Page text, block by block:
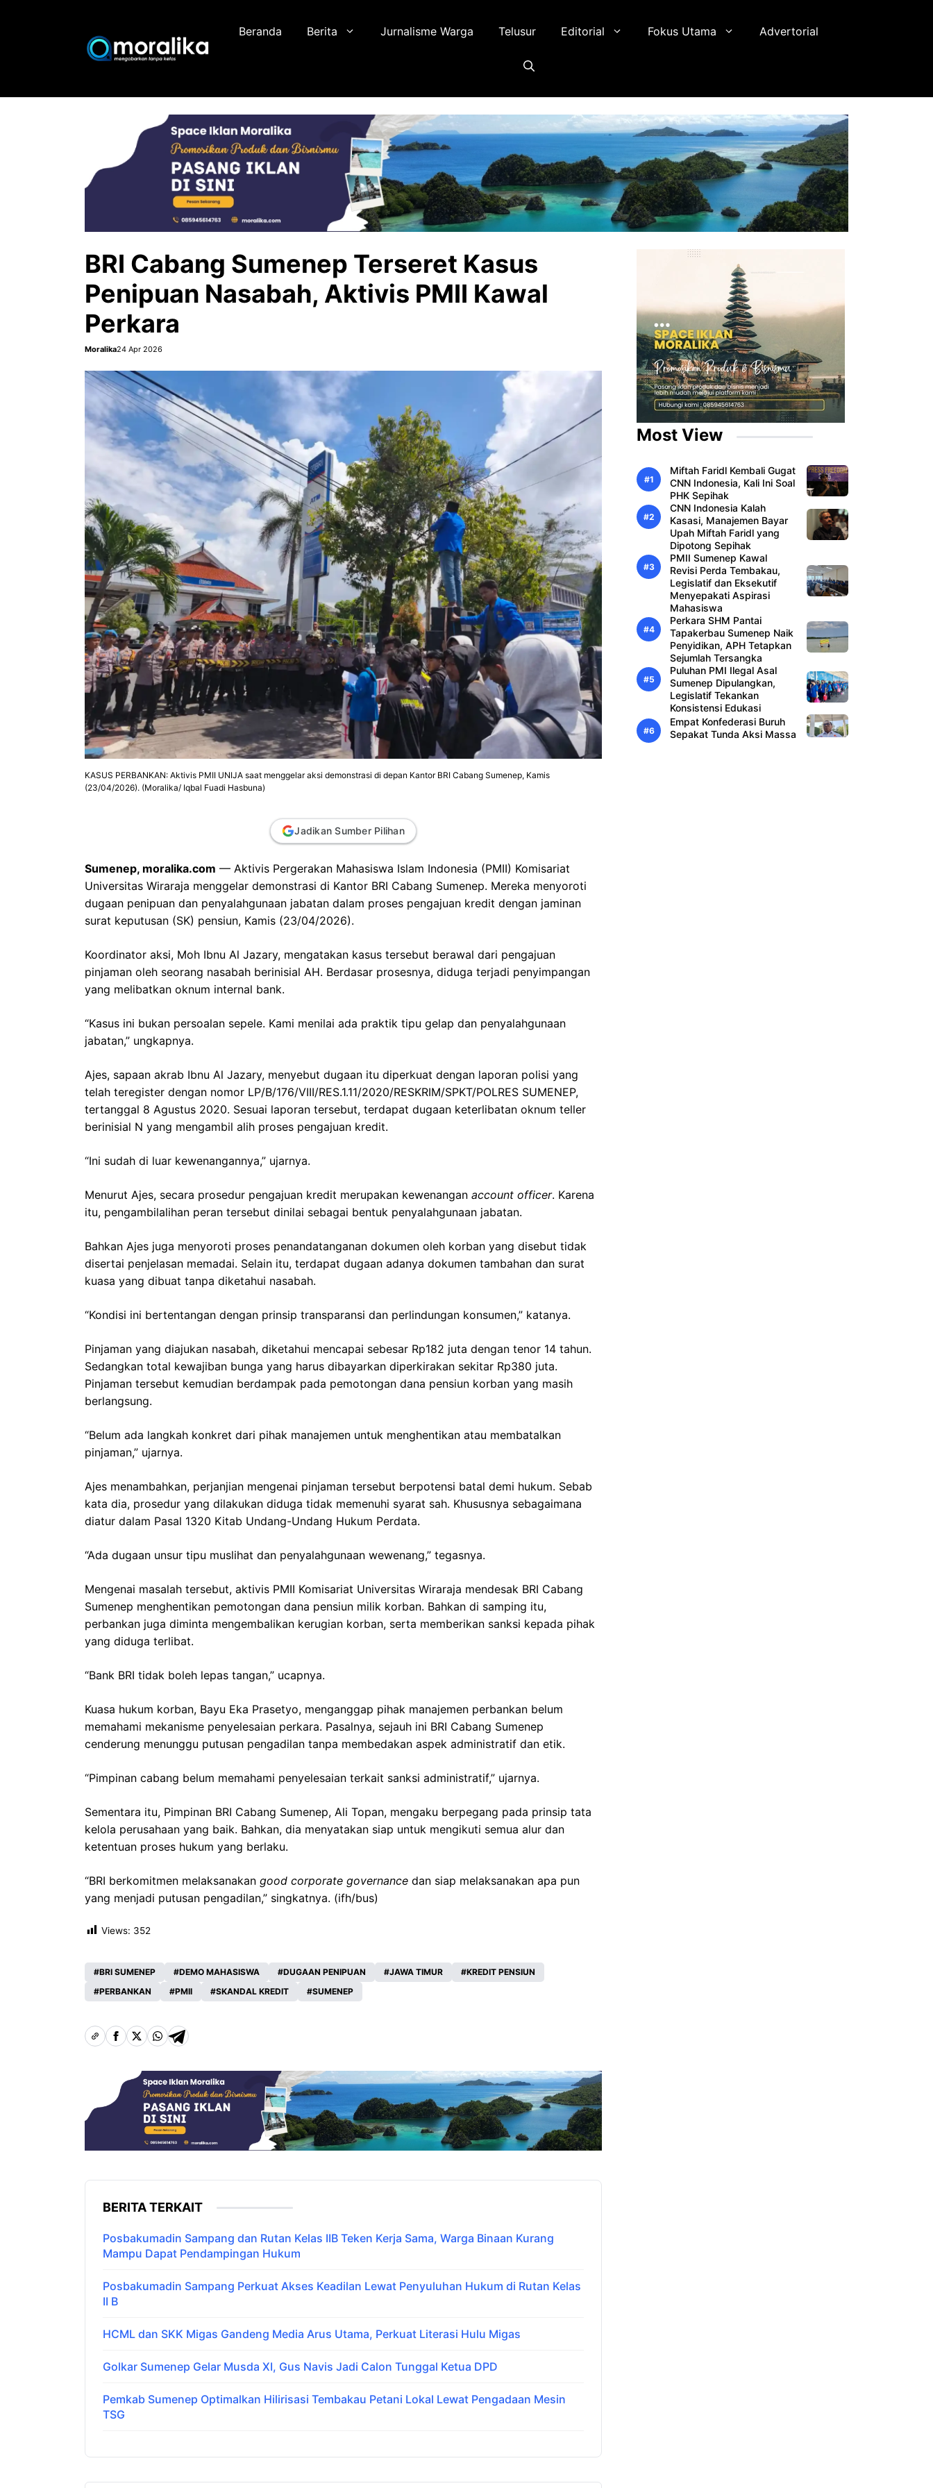
Beranda Berita Jurnalisme Warga Telusur Editorial Fokus Utama Advertorial
BRI Cabang Sumenep Terseret Kasus
Penipuan Nasabah, Aktivis PMII Kawal
Perkara
Moralika24 Apr 2026
KASUS PERBANKAN: Aktivis PMII UNIJA saat menggelar aksi demonstrasi di depan Kantor BRI Cabang Sumenep, Kamis
(23/04/2026). (Moralika/ Iqbal Fuadi Hasbuna)
Jadikan Sumber Pilihan
Sumenep, moralika.com — Aktivis Pergerakan Mahasiswa Islam Indonesia (PMII) Komisariat
Universitas Wiraraja menggelar demonstrasi di Kantor BRI Cabang Sumenep. Mereka menyoroti
dugaan penipuan dan penyalahgunaan jabatan dalam proses pengajuan kredit dengan jaminan
surat keputusan (SK) pensiun, Kamis (23/04/2026).
Koordinator aksi, Moh Ibnu Al Jazary, mengatakan kasus tersebut berawal dari pengajuan
pinjaman oleh seorang nasabah berinisial AH. Berdasar prosesnya, diduga terjadi penyimpangan
yang melibatkan oknum internal bank.
“Kasus ini bukan persoalan sepele. Kami menilai ada praktik tipu gelap dan penyalahgunaan
jabatan,” ungkapnya.
Ajes, sapaan akrab Ibnu Al Jazary, menyebut dugaan itu diperkuat dengan laporan polisi yang
telah teregister dengan nomor LP/B/176/VIII/RES.1.11/2020/RESKRIM/SPKT/POLRES SUMENEP,
tertanggal 8 Agustus 2020. Sesuai laporan tersebut, terdapat dugaan keterlibatan oknum teller
berinisial N yang mengambil alih proses pengajuan kredit.
“Ini sudah di luar kewenangannya,” ujarnya.
Menurut Ajes, secara prosedur pengajuan kredit merupakan kewenangan account officer. Karena
itu, pengambilalihan peran tersebut dinilai sebagai bentuk penyalahgunaan jabatan.
Bahkan Ajes juga menyoroti proses penandatanganan dokumen oleh korban yang disebut tidak
disertai penjelasan memadai. Selain itu, terdapat dugaan adanya dokumen tambahan dan surat
kuasa yang dibuat tanpa diketahui nasabah.
“Kondisi ini bertentangan dengan prinsip transparansi dan perlindungan konsumen,” katanya.
Pinjaman yang diajukan nasabah, diketahui mencapai sebesar Rp182 juta dengan tenor 14 tahun.
Sedangkan total kewajiban bunga yang harus dibayarkan diperkirakan sekitar Rp380 juta.
Pinjaman tersebut kemudian berdampak pada pemotongan dana pensiun korban yang masih
berlangsung.
“Belum ada langkah konkret dari pihak manajemen untuk menghentikan atau membatalkan
pinjaman,” ujarnya.
Ajes menambahkan, perjanjian mengenai pinjaman tersebut berpotensi batal demi hukum. Sebab
kata dia, prosedur yang dilakukan diduga tidak memenuhi syarat sah. Khususnya sebagaimana
diatur dalam Pasal 1320 Kitab Undang-Undang Hukum Perdata.
“Ada dugaan unsur tipu muslihat dan penyalahgunaan wewenang,” tegasnya.
Mengenai masalah tersebut, aktivis PMII Komisariat Universitas Wiraraja mendesak BRI Cabang
Sumenep menghentikan pemotongan dana pensiun milik korban. Bahkan di samping itu,
perbankan juga diminta mengembalikan kerugian korban, serta memberikan sanksi kepada pihak
yang diduga terlibat.
“Bank BRI tidak boleh lepas tangan,” ucapnya.
Kuasa hukum korban, Bayu Eka Prasetyo, menganggap pihak manajemen perbankan belum
memahami mekanisme penyelesaian perkara. Pasalnya, sejauh ini BRI Cabang Sumenep
cenderung menunggu putusan pengadilan tanpa membedakan aspek administratif dan etik.
“Pimpinan cabang belum memahami penyelesaian terkait sanksi administratif,” ujarnya.
Sementara itu, Pimpinan BRI Cabang Sumenep, Ali Topan, mengaku berpegang pada prinsip tata
kelola perusahaan yang baik. Bahkan, dia menyatakan siap untuk mengikuti semua alur dan
ketentuan proses hukum yang berlaku.
“BRI berkomitmen melaksanakan good corporate governance dan siap melaksanakan apa pun
yang menjadi putusan pengadilan,” singkatnya. (ifh/bus)
Views: 352
BRI SUMENEP DEMO MAHASISWA DUGAAN PENIPUAN JAWA TIMUR
KREDIT PENSIUN
PERBANKAN
PMII SKANDAL KREDIT SUMENEP
BERITA TERKAIT
Posbakumadin Sampang dan Rutan Kelas IIB Teken Kerja Sama, Warga Binaan Kurang
Mampu Dapat Pendampingan Hukum
Posbakumadin Sampang Perkuat Akses Keadilan Lewat Penyuluhan Hukum di Rutan Kelas
II B
HCML dan SKK Migas Gandeng Media Arus Utama, Perkuat Literasi Hulu Migas
Golkar Sumenep Gelar Musda XI, Gus Navis Jadi Calon Tunggal Ketua DPD
Pemkab Sumenep Optimalkan Hilirisasi Tembakau Petani Lokal Lewat Pengadaan Mesin
TSG
Most View
Miftah Faridl Kembali Gugat
CNN Indonesia, Kali Ini Soal
PHK Sepihak
CNN Indonesia Kalah
Kasasi, Manajemen Bayar
Upah Miftah Faridl yang
Dipotong Sepihak
PMII Sumenep Kawal
Revisi Perda Tembakau,
Legislatif dan Eksekutif
Menyepakati Aspirasi
Mahasiswa
Perkara SHM Pantai
Tapakerbau Sumenep Naik
Penyidikan, APH Tetapkan
Sejumlah Tersangka
Puluhan PMI Ilegal Asal
Sumenep Dipulangkan,
Legislatif Tekankan
Konsistensi Edukasi
Empat Konfederasi Buruh
Sepakat Tunda Aksi Massa